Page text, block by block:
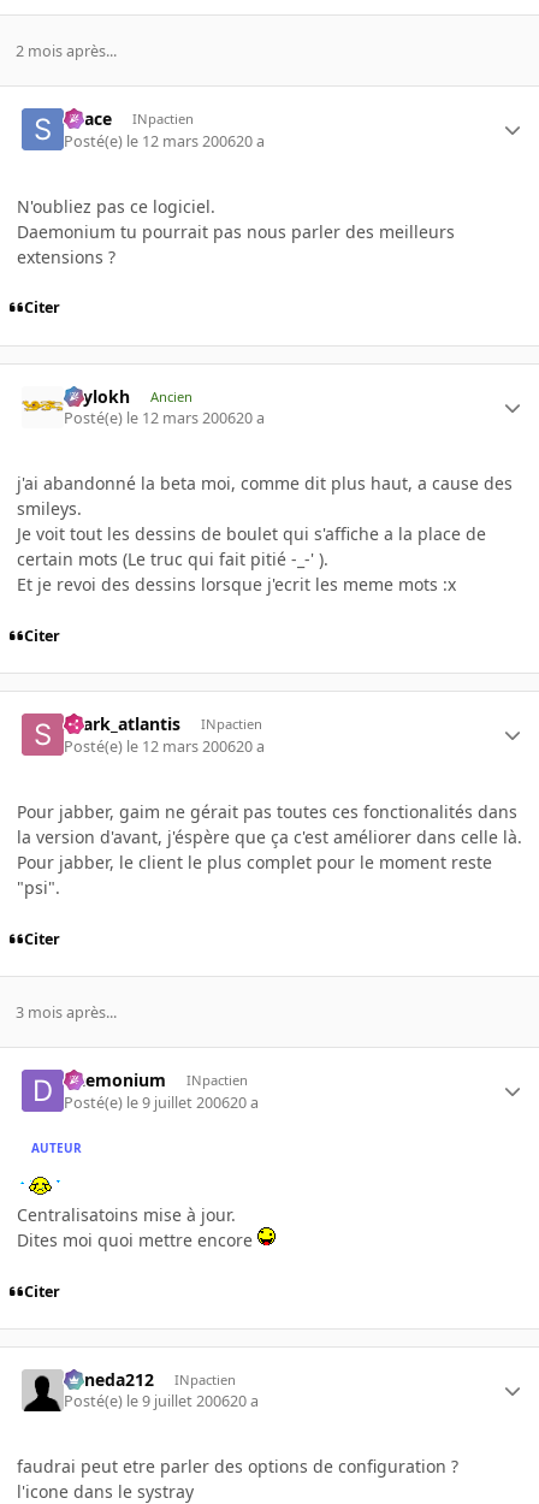
2 mois après...
Space INpactien
Posté(e) le 12 mars 200620 a
N'oubliez pas ce logiciel.
Daemonium tu pourrait pas nous parler des meilleurs
extensions ?
Citer
Psylokh Ancien
Posté(e) le 12 mars 200620 a
j'ai abandonné la beta moi, comme dit plus haut, a cause des
smileys.
Je voit tout les dessins de boulet qui s'affiche a la place de
certain mots (Le truc qui fait pitié -_-' ).
Et je revoi des dessins lorsque j'ecrit les meme mots :x
Citer
shark_atlantis INpactien
Posté(e) le 12 mars 200620 a
Pour jabber, gaim ne gérait pas toutes ces fonctionalités dans
la version d'avant, j'éspère que ça c'est améliorer dans celle là.
Pour jabber, le client le plus complet pour le moment reste
"psi".
Citer
3 mois après...
Daemonium INpactien
Posté(e) le 9 juillet 200620 a
AUTEUR
Centralisatoins mise à jour.
Dites moi quoi mettre encore
Citer
keneda212 INpactien
Posté(e) le 9 juillet 200620 a
faudrai peut etre parler des options de configuration ?
l'icone dans le systray